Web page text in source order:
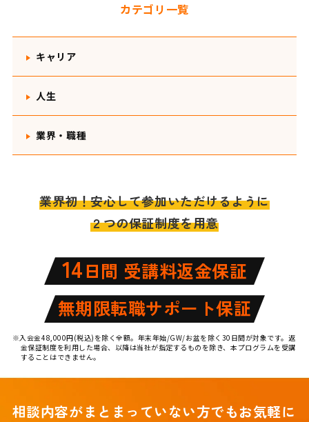
カテゴリ一覧
キャリア
人生
業界・職種
業界初！安心して参加いただけるように
２つの保証制度を用意
14日間 受講料返金保証
無期限転職サポート保証
※入会金48,000円(税込)を除く全額。年末年始/GW/お盆を除く30日間が対象です。返
金保証制度を利用した場合、以降は当社が指定するものを除き、本プログラムを受講
することはできません。
相談内容がまとまっていない方でもお気軽に